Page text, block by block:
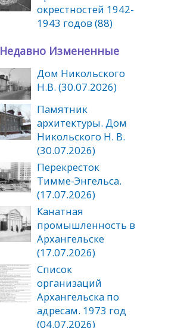
окрестностей 1942-
1943 годов (88)
Недавно Измененные
Дом Никольского
Н.В. (30.07.2026)
Памятник
архитектуры. Дом
Никольского Н. В.
(30.07.2026)
Перекресток
Тимме-Энгельса.
(17.07.2026)
Канатная
промышленность в
Архангельске
(17.07.2026)
Список
организаций
Архангельска по
адресам. 1973 год
(04.07.2026)